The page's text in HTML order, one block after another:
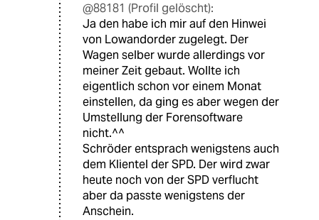
@88181 (Profil gelöscht):
Ja den habe ich mir auf den Hinwei
von Lowandorder zugelegt. Der
Wagen selber wurde allerdings vor
meiner Zeit gebaut. Wollte ich
eigentlich schon vor einem Monat
einstellen, da ging es aber wegen der
Umstellung der Forensoftware
nicht.^^
Schröder entsprach wenigstens auch
dem Klientel der SPD. Der wird zwar
heute noch von der SPD verflucht
aber da passte wenigstens der
Anschein.